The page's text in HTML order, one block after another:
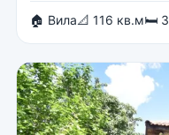
🏠 Вила📐 116 кв.м🛏 3